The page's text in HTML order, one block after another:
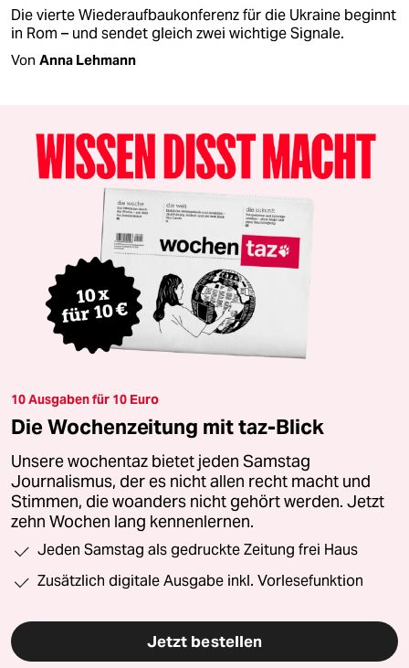
Die vierte Wiederaufbau­konferenz für die Ukraine beginnt
in Rom – und sendet gleich zwei wichtige Signale.
Von Anna Lehmann
10 Ausgaben für 10 Euro
Die Wochenzeitung mit taz-Blick
Unsere wochentaz bietet jeden Samstag
Journalismus, der es nicht allen recht macht und
Stimmen, die woanders nicht gehört werden. Jetzt
zehn Wochen lang kennenlernen.
Jeden Samstag als gedruckte Zeitung frei Haus
Zusätzlich digitale Ausgabe inkl. Vorlesefunktion
Jetzt bestellen